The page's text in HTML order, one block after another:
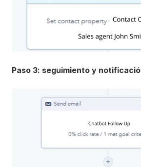
Paso 3: seguimiento y